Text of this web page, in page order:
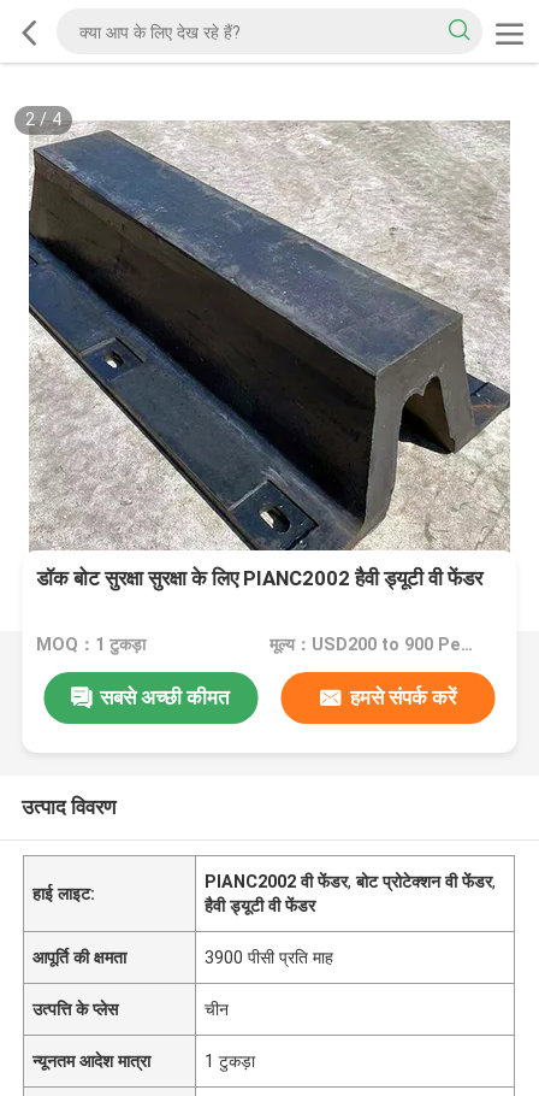
2/4
डॉक बोट सुरक्षा सुरक्षा के लिए PIANC2002 हैवी ड्यूटी वी फेंडर
MOQ：1 टुकड़ा मूल्य：USD200 to 900 Per Piece
सबसे अच्छी कीमत हमसे संपर्क करें
उत्पाद विवरण
हाई लाइट:
PIANC2002 वी फेंडर,बोट प्रोटेक्शन वी फेंडर,
हैवी ड्यूटी वी फेंडर
आपूर्ति की क्षमता 3900 पीसी प्रति माह
उत्पत्ति के प्लेस चीन
न्यूनतम आदेश मात्रा 1 टुकड़ा